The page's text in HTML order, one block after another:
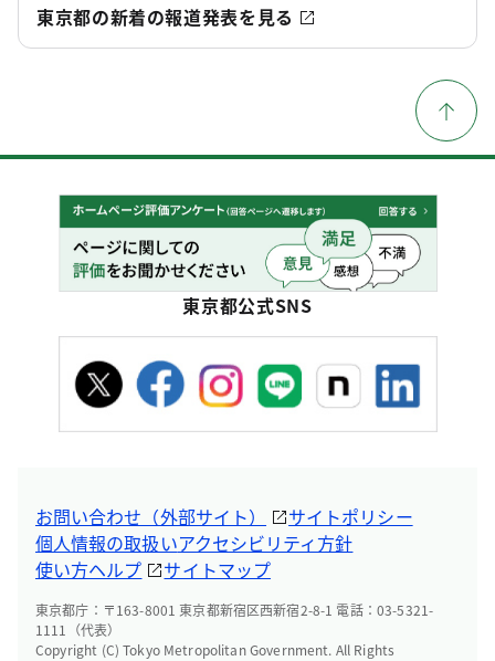
東京都の新着の報道発表を見る
東京都公式SNS
お問い合わせ（外部サイト）
サイトポリシー
個人情報の取扱いアクセシビリティ方針
使い方ヘルプ
サイトマップ
東京都庁：〒163-8001 東京都新宿区西新宿2-8-1 電話：03-5321-
1111（代表）
Copyright (C) Tokyo Metropolitan Government. All Rights